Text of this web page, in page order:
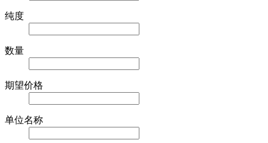
纯度
数量
期望价格
单位名称